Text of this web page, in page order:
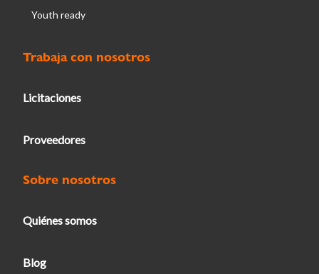
Youth ready
Trabaja con nosotros
Licitaciones
Proveedores
Sobre nosotros
Quiénes somos
Blog